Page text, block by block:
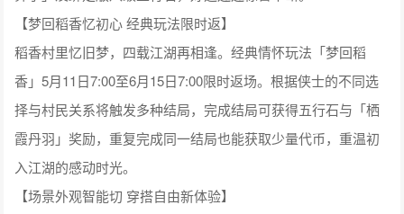
【梦回稻香忆初心 经典玩法限时返】
稻香村里忆旧梦，四载江湖再相逢。经典情怀玩法「梦回稻
香」5月11日7:00至6月15日7:00限时返场。根据侠士的不同选
择与村民关系将触发多种结局，完成结局可获得五行石与「栖
霞丹羽」奖励，重复完成同一结局也能获取少量代币，重温初
入江湖的感动时光。
【场景外观智能切 穿搭自由新体验】